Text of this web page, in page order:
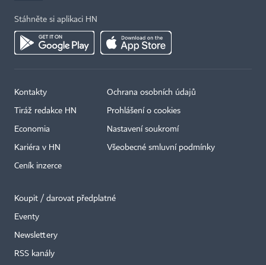
Stáhněte si aplikaci HN
Kontakty
Tiráž redakce HN
Economia
Kariéra v HN
Ceník inzerce
Ochrana osobních údajů
Prohlášení o cookies
Nastavení soukromí
Všeobecné smluvní podmínky
Koupit / darovat předplatné
Eventy
Newslettery
RSS kanály